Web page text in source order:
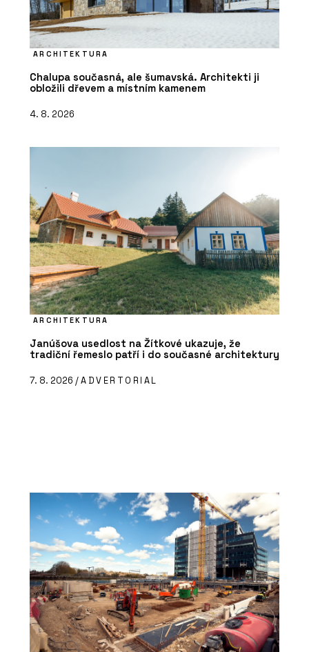
ARCHITEKTURA
Chalupa současná, ale šumavská. Architekti ji
obložili dřevem a místním kamenem
4. 8. 2026
ARCHITEKTURA
Janúšova usedlost na Žítkové ukazuje, že
tradiční řemeslo patří i do současné architektury
7. 8. 2026 /ADVERTORIAL